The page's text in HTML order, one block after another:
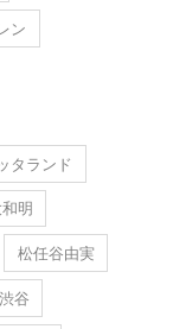
ン
タランド
明
松任谷由実
渋谷